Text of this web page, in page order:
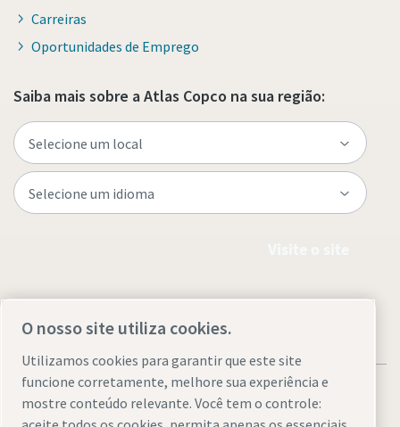
Carreiras
Oportunidades de Emprego
Saiba mais sobre a Atlas Copco na sua região:
O nosso site utiliza cookies.
Utilizamos cookies para garantir que este site
funcione corretamente, melhore sua experiência e
mostre conteúdo relevante. Você tem o controle: